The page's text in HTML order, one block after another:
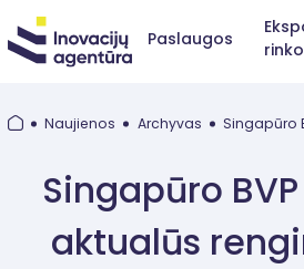
Paslaugos
Naujienos Archyvas Singapūro
Singapūro
aktualūs